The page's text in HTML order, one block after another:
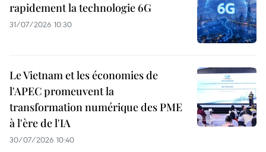
rapidement la technologie 6G
31/07/2026 10:30
Le Vietnam et les économies de
l'APEC promeuvent la
transformation numérique des PME
à l'ère de l'IA
30/07/2026 10:40